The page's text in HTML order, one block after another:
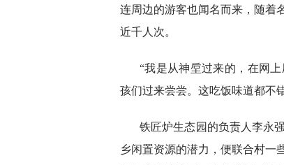
连周边的游客也闻名而来，随着
近千人次。
“我是从神垕过来的，在网
孩们过来尝尝。这吃饭味道都不
铁匠炉生态园的负责人李永
乡闲置资源的潜力，便联合村一